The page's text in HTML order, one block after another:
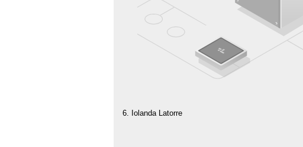
Iolanda Latorre